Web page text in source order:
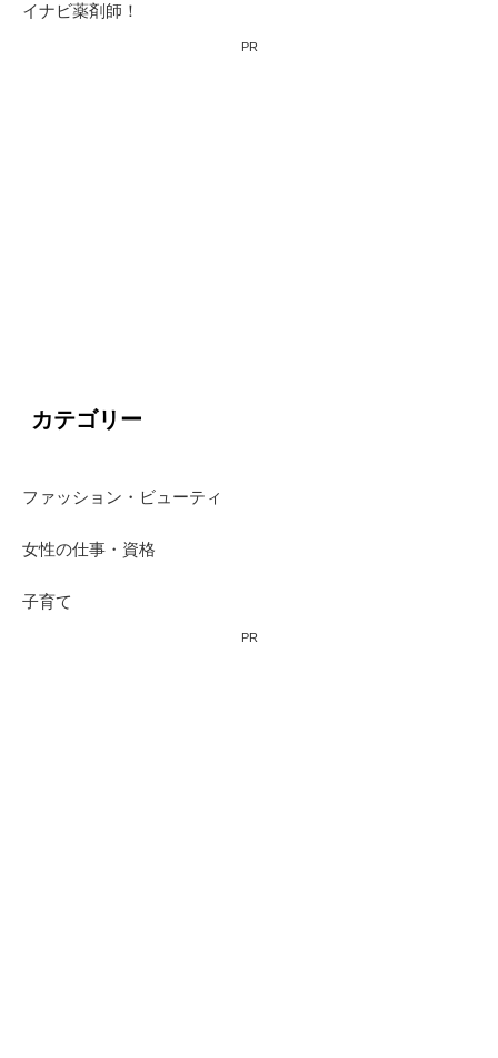
イナビ薬剤師！
PR
カテゴリー
ファッション・ビューティ
女性の仕事・資格
子育て
PR